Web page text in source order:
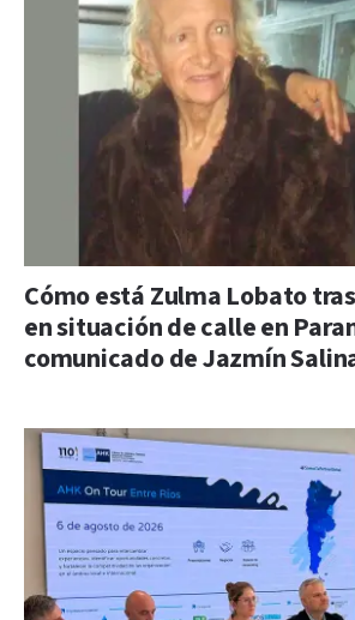
Cómo está Zulma Lobato
en situación de calle en
comunicado de Jazmín